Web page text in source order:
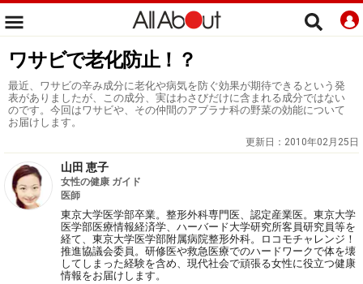
ワサビで老化防止！？
最近、ワサビの辛み成分に老化や病気を防ぐ効果が期待できるという発
表がありましたが、この成分、実はわさびだけに含まれる成分ではない
のです。今回はワサビや、その仲間のアブラナ科の野菜の効能について
お届けします。
更新日： 2010年02月25日
山田 恵子
女性の健康 ガイド
医師
東京大学医学部卒業。整形外科専門医、認定産業医。東京大学
医学部医療情報経済学、ハーバード大学研究所客員研究員等を
経て、東京大学医学部附属病院整形外科。ロコモチャレンジ！
推進協議会委員。研修医や救急医療でのハードワークで体を壊
してしまった経験を含め、現代社会で頑張る女性に役立つ健康
情報をお届けします。